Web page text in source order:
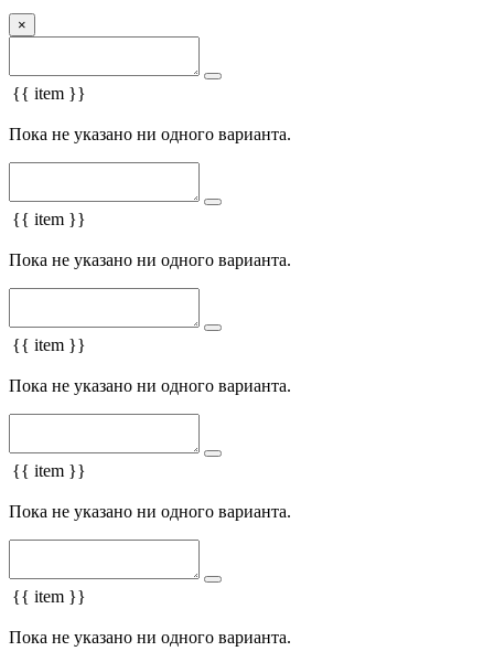
×
{{ item }}
Пока не указано ни одного варианта.
{{ item }}
Пока не указано ни одного варианта.
{{ item }}
Пока не указано ни одного варианта.
{{ item }}
Пока не указано ни одного варианта.
{{ item }}
Пока не указано ни одного варианта.